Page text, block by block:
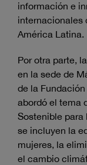
información e
internacionales
América Latina.
Por otra parte,
en la sede de
de la
abordó el tema
Sostenible para
se incluyen la
mujeres, la
el cambio